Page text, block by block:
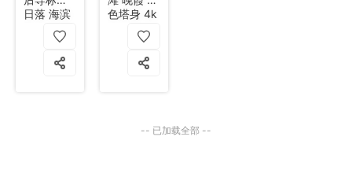
日落 海滨
色塔身 4k
-- 已加载全部 --